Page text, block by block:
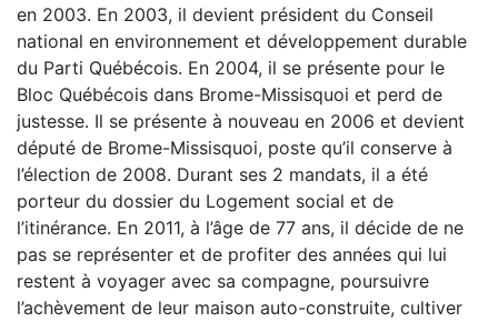
en 2003. En 2003, il devient président du Conseil
national en environnement et développement durable
du Parti Québécois. En 2004, il se présente pour le
Bloc Québécois dans Brome-Missisquoi et perd de
justesse. Il se présente à nouveau en 2006 et devient
député de Brome-Missisquoi, poste qu’il conserve à
l’élection de 2008. Durant ses 2 mandats, il a été
porteur du dossier du Logement social et de
l’itinérance. En 2011, à l’âge de 77 ans, il décide de ne
pas se représenter et de profiter des années qui lui
restent à voyager avec sa compagne, poursuivre
l’achèvement de leur maison auto-construite, cultiver